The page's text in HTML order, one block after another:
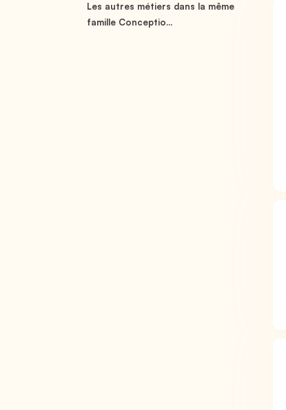
Les autres métiers dans la même
famille Conceptio...